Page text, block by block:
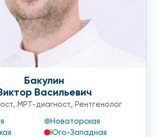
Бакулин
Васильевич
, МРТ-диагност, Рентгенолог
Новаторская
Юго-Западная